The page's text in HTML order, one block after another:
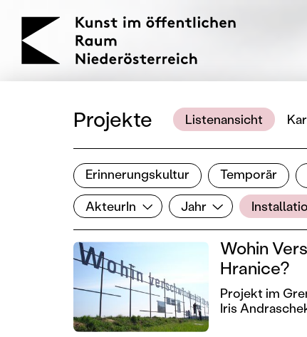
KOERNOE
Projekte Listenansicht
Erinnerungskultur Temporär
AkteurIn
AkteurIn JahrJahr Genre
Ergebnisse filtern
Filter zurücksetzen
Wohin
Hranice?
Projekt im
Iris